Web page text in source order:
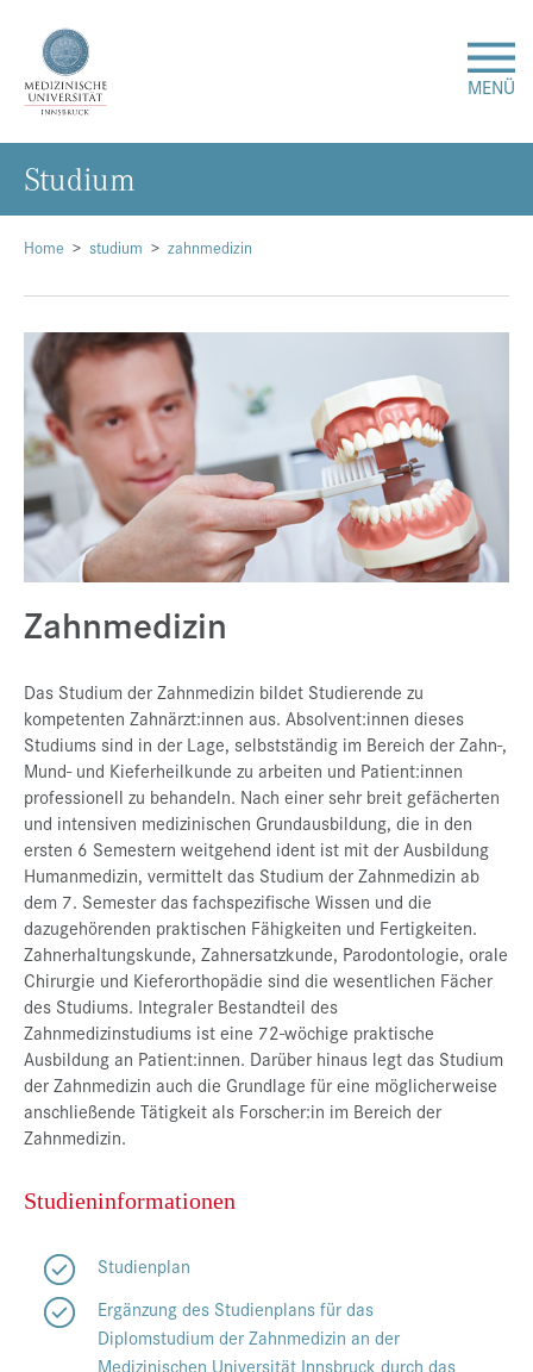
MENÜ
Forschung
Studium & Lehre
Krankenversorgung
Über uns
Internationales
Events
Presse
Jobs
Datenschutz
Service-Links
de |en
Home studium zahnmedizin
Zahnmedizin
Das Studium der Zahnmedizin bildet Studierende zu
kompetenten Zahnärzt:innen aus. Absolvent:innen dieses
Studiums sind in der Lage, selbstständig im Bereich der Zahn-,
Mund- und Kieferheilkunde zu arbeiten und Patient:innen
professionell zu behandeln. Nach einer sehr breit gefächerten
und intensiven medizinischen Grundausbildung, die in den
ersten 6 Semestern weitgehend ident ist mit der Ausbildung
Humanmedizin, vermittelt das Studium der Zahnmedizin ab
dem 7. Semester das fachspezifische Wissen und die
dazugehörenden praktischen Fähigkeiten und Fertigkeiten.
Zahnerhaltungskunde, Zahnersatzkunde, Parodontologie, orale
Chirurgie und Kieferorthopädie sind die wesentlichen Fächer
des Studiums. Integraler Bestandteil des
Zahnmedizinstudiums ist eine 72-wöchige praktische
Ausbildung an Patient:innen. Darüber hinaus legt das Studium
der Zahnmedizin auch die Grundlage für eine möglicherweise
anschließende Tätigkeit als Forscher:in im Bereich der
Zahnmedizin.
Studieninformationen
Studienplan
Ergänzung des Studienplans für das
Diplomstudium der Zahnmedizin an der
Medizinischen Universität Innsbruck durch das
Stu­di­um